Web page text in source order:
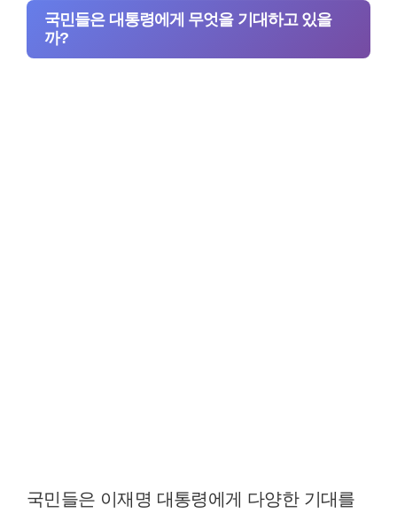
국민들은 대통령에게 무엇을 기대하고 있을
까?
국민들은 이재명 대통령에게 다양한 기대를